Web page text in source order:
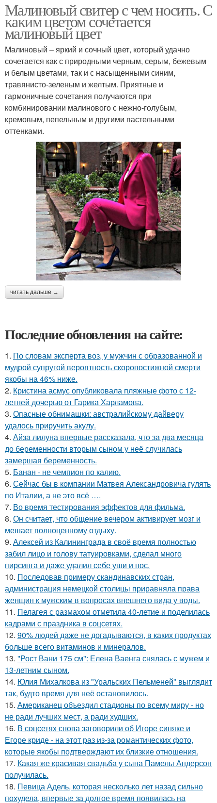
Малиновый свитер с чем носить. С
каким цветом сочетается
малиновый цвет
Малиновый – яркий и сочный цвет, который удачно
сочетается как с природными черным, серым, бежевым
и белым цветами, так и с насыщенными синим,
травянисто-зеленым и желтым. Приятные и
гармоничные сочетания получаются при
комбинировании малинового с нежно-голубым,
кремовым, пепельным и другими пастельными
оттенками.
читать дальше →
Последние обновления на сайте:
1. По словам эксперта воз, у мужчин с образованной и
мудрой супругой вероятность скоропостижной смерти
якобы на 46% ниже.
2. Кристина асмус опубликовала пляжные фото с 12-
летней дочерью от Гарика Харламова.
3. Опасные обнимашки: австралийскому дайверу
удалось приручить акулу.
4. Айза лилуна впервые рассказала, что за два месяца
до беременности вторым сыном у неё случилась
замершая беременность.
5. Банан - не чемпион по калию.
6. Сейчас бы в компании Матвея Александровича гулять
по Италии, а не это всё ….
7. Во время тестирования эффектов для фильма.
8. Он считает, что общение вечером активирует мозг и
мешает полноценному отдыху.
9. Алексей из Калининграда в своё время полностью
забил лицо и голову татуировками, сделал много
пирсинга и даже удалил себе уши и нос.
10. Последовав примеру скандинавских стран,
администрация немецкой столицы приравняла права
женщин к мужским в вопросах внешнего вида у воды.
11. Пелагея с размахом отметила 40-летие и поделилась
кадрами с праздника в соцсетях.
12. 90% людей даже не догадываются, в каких продуктах
больше всего витаминов и минералов.
13. "Рост Вани 175 см": Елена Ваенга снялась с мужем и
13-летним сыном.
14. Юлия Михалкова из "Уральских Пельменей" выглядит
так, будто время для неё остановилось.
15. Американец объездил стадионы по всему миру - но
не ради лучших мест, а ради худших.
16. В соцсетях снова заговорили об Игоре синяке и
Егоре криде - на этот раз из-за романтических фото,
которые якобы подтверждают их близкие отношения.
17. Какая же красивая свадьба у сына Памелы Андерсон
получилась.
18. Певица Адель, которая несколько лет назад сильно
похудела, впервые за долгое время появилась на